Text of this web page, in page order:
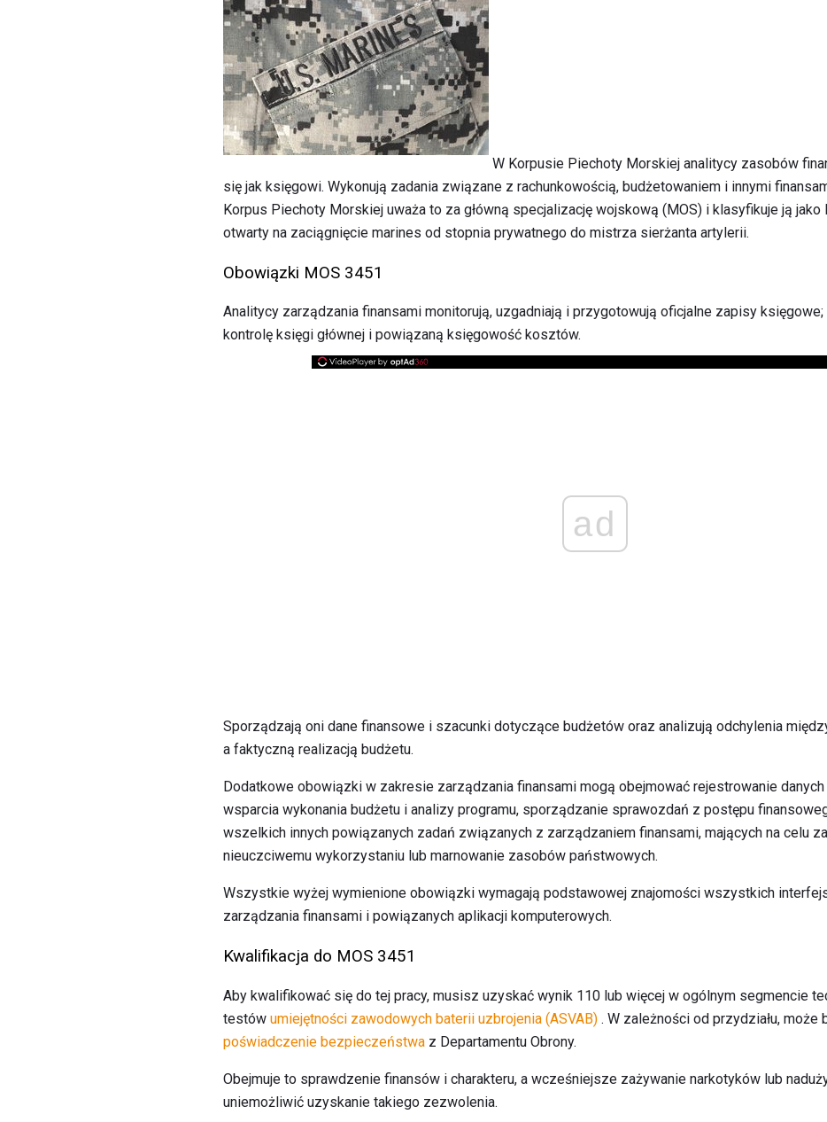
W Korpusie Piechoty Morskiej analitycy zasobów
się jak księgowi. Wykonują zadania związane z rachunkowością, budżetowaniem i innymi
Korpus Piechoty Morskiej uważa to za główną specjalizację wojskową (MOS) i klasyfikuje ją jako
otwarty na zaciągnięcie marines od stopnia prywatnego do mistrza sierżanta artylerii.
Obowiązki MOS 3451
Analitycy zarządzania finansami monitorują, uzgadniają i przygotowują oficjalne zapisy
kontrolę księgi głównej i powiązaną księgowość kosztów.
ad
Sporządzają oni dane finansowe i szacunki dotyczące budżetów oraz analizują odchylenia
a faktyczną realizacją budżetu.
Dodatkowe obowiązki w zakresie zarządzania finansami mogą obejmować rejestrowanie
wsparcia wykonania budżetu i analizy programu, sporządzanie sprawozdań z postępu
wszelkich innych powiązanych zadań związanych z zarządzaniem finansami, mających na celu
nieuczciwemu wykorzystaniu lub marnowanie zasobów państwowych.
Wszystkie wyżej wymienione obowiązki wymagają podstawowej znajomości wszystkich
zarządzania finansami i powiązanych aplikacji komputerowych.
Kwalifikacja do MOS 3451
Aby kwalifikować się do tej pracy, musisz uzyskać wynik 110 lub więcej w ogólnym segmencie
testów umiejętności zawodowych baterii uzbrojenia (ASVAB) . W zależności od przydziału, może
poświadczenie bezpieczeństwa z Departamentu Obrony.
Obejmuje to sprawdzenie finansów i charakteru, a wcześniejsze zażywanie narkotyków lub
uniemożliwić uzyskanie takiego zezwolenia.